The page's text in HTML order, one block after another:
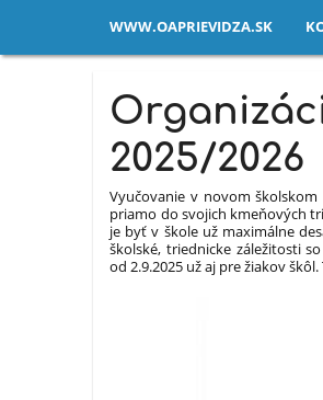
WWW.OAPRIEVIDZA.SK
Novinky
2025/2026
Vyučovanie v novom
priamo do svojich kmeňových
je byť v škole už maximálne
školské, triednicke záležitosti
od 2.9.2025 už aj pre žiakov